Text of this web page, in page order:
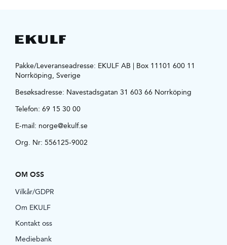
Pakke/Leveranseadresse: EKULF AB | Box 11101 600 11
Norrköping, Sverige
Besøksadresse: Navestadsgatan 31 603 66 Norrköping
Telefon: 69 15 30 00
E-mail: norge@ekulf.se
Org. Nr: 556125-9002
OM OSS
Vilkår/GDPR
Om EKULF
Kontakt oss
Mediebank